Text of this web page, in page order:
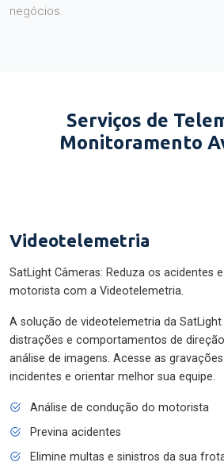
negócios.
Serviços de
Monitoramento
Videotelemetria
SatLight Câmeras: Reduza os acidentes
motorista com a Videotelemetria.
A solução de videotelemetria da
distrações e comportamentos de
análise de imagens. Acesse as
incidentes e orientar melhor sua equipe.
Análise de condução do motorista
Previna acidentes
Elimine multas e sinistros da sua